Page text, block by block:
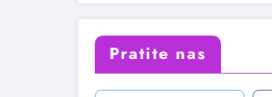
Pratite nas